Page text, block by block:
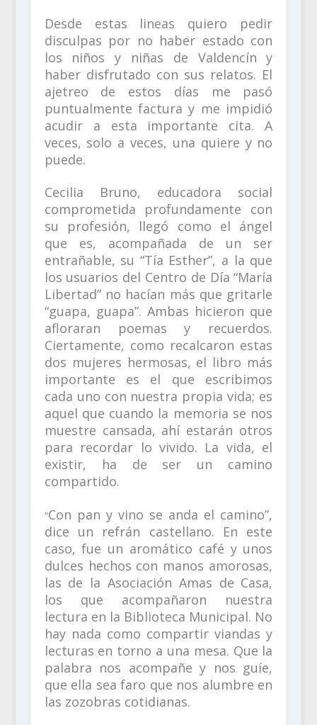
Desde estas lineas quiero pedir
disculpas por no haber estado con
los niños y niñas de Valdencín y
haber disfrutado con sus relatos. El
ajetreo de estos días me pasó
puntualmente factura y me impidió
acudir a esta importante cita. A
veces, solo a veces, una quiere y no
puede.
Cecilia Bruno, educadora social
comprometida profundamente con
su profesión, llegó como el ángel
que es, acompañada de un ser
entrañable, su “Tía Esther”, a la que
los usuarios del Centro de Día “María
Libertad” no hacían más que gritarle
“guapa, guapa”. Ambas hicieron que
afloraran poemas y recuerdos.
Ciertamente, como recalcaron estas
dos mujeres hermosas, el libro más
importante es el que escribimos
cada uno con nuestra propia vida; es
aquel que cuando la memoria se nos
muestre cansada, ahí estarán otros
para recordar lo vivido. La vida, el
existir, ha de ser un camino
compartido.
“Con pan y vino se anda el camino”,
dice un refrán castellano. En este
caso, fue un aromático café y unos
dulces hechos con manos amorosas,
las de la Asociación Amas de Casa,
los que acompañaron nuestra
lectura en la Biblioteca Municipal. No
hay nada como compartir viandas y
lecturas en torno a una mesa. Que la
palabra nos acompañe y nos guíe,
que ella sea faro que nos alumbre en
las zozobras cotidianas.